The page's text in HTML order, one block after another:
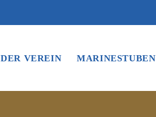
DER VEREIN MARINESTUBEN